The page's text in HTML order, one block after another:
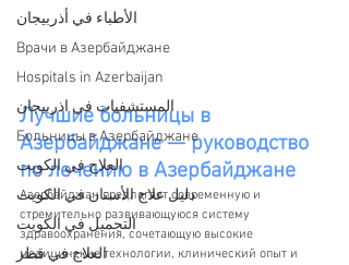
الأطباء في أذربيجان
Врачи в Азербайджане
Hospitals in Azerbaijan
المستشفيات في اذربيجان
Больницы в Азербайджане
العلاج في الكويت
دليل علاج الأسنان في الكويت
التجميل في الكويت
العلاج في قطر
Лучшие больницы в
Азербайджане — руководство
по лечению в Азербайджане
Азербайджан предлагает современную и
стремительно развивающуюся систему
здравоохранения, сочетающую высокие
медицинские технологии, клинический опыт и